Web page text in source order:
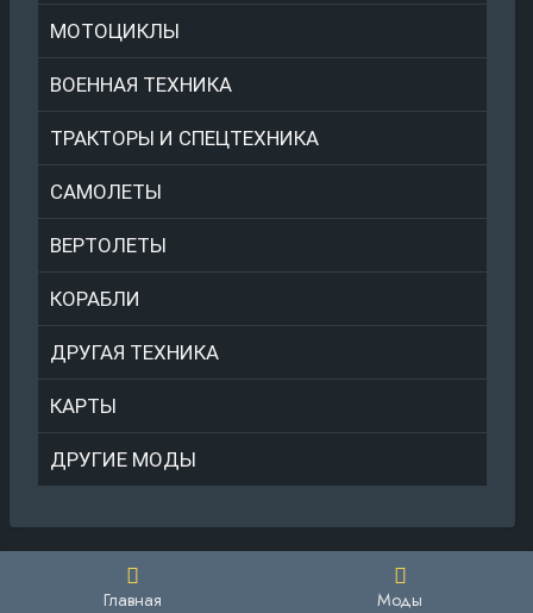
Главная Моды
МОТОЦИКЛЫ
ВОЕННАЯ ТЕХНИКА
ТРАКТОРЫ И СПЕЦТЕХНИКА
САМОЛЕТЫ
ВЕРТОЛЕТЫ
КОРАБЛИ
ДРУГАЯ ТЕХНИКА
КАРТЫ
ДРУГИЕ МОДЫ